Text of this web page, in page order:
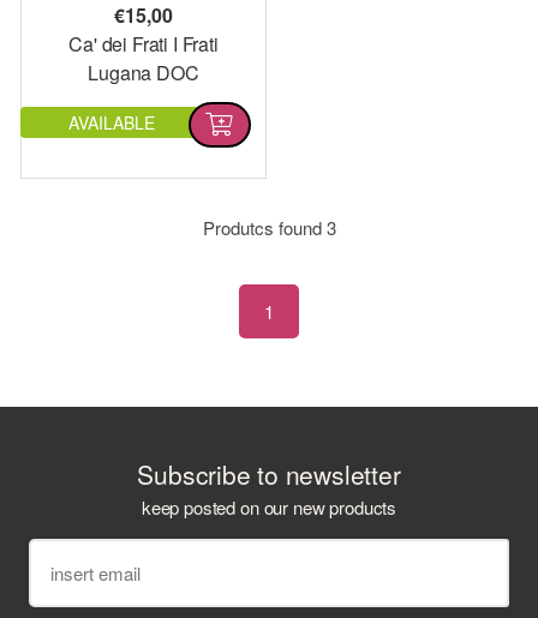
€15,00
Ca' dei Frati I Frati
Lugana DOC
AVAILABLE
Produtcs found3
1
Subscribe to newsletter
keep posted on our new products